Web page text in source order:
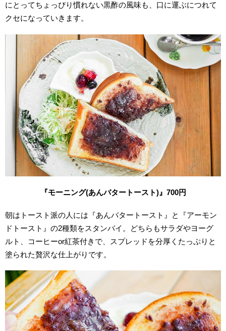
にとってちょっぴり慣れない黒酢の風味も、口に運ぶにつれて
クセになっていきます。
『モーニング(あんバタートースト)』700円
朝はトースト派の人には『あんバタートースト』と『アーモン
ドトースト』の2種類をスタンバイ。どちらもサラダやヨーグ
ルト、コーヒーor紅茶付きで、スプレッドを分厚くたっぷりと
塗られた贅沢な仕上がりです。